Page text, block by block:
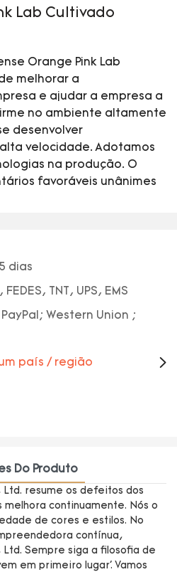
Lab Cultivado
Orange Pink Lab
melhorar a
e ajudar a empresa a
no ambiente altamente
desenvolver
velocidade. Adotamos
na produção. O
favoráveis ​​unânimes
dias
FEDES, TNT, UPS, EMS
PayPal; Western Union ;
país / região
Do Produto
Ltd. resume os defeitos dos
continuamente. Nós o
de cores e estilos. No
contínua,
Ltd. Sempre siga a filosofia de
em primeiro lugar'. Vamos